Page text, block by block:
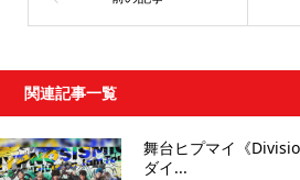
関連記事一覧
舞台ヒプマイ《
ダイ...